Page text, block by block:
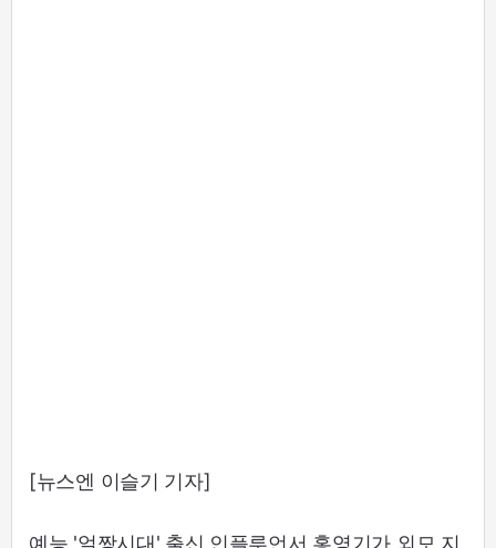
[뉴스엔 이슬기 기자]
예능 '얼짱시대' 출신 인플루언서 홍영기가 외모 지